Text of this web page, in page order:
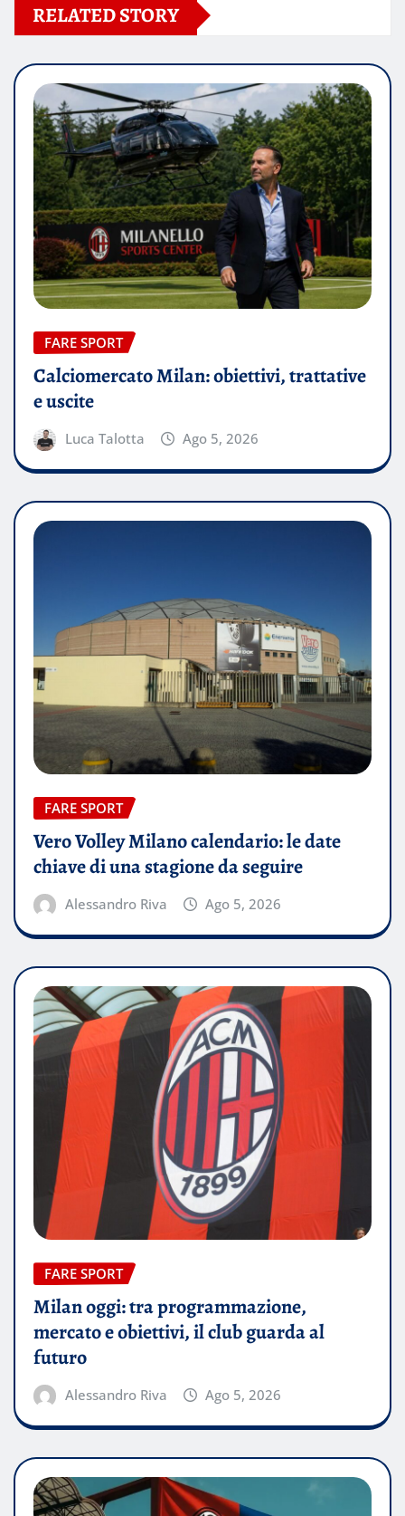
RELATED STORY
FARE SPORT
Calciomercato Milan: obiettivi, trattative
e uscite
Luca Talotta Ago 5, 2026
FARE SPORT
Vero Volley Milano calendario: le date
chiave di una stagione da seguire
Alessandro Riva Ago 5, 2026
FARE SPORT
Milan oggi: tra programmazione,
mercato e obiettivi, il club guarda al
futuro
Alessandro Riva Ago 5, 2026